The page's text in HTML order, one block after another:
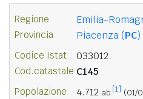
Regione Emilia-
Provincia Piacenza (PC)
Codice Istat 033012
Cod.catastale C145
Popolazione 4.712 ab. [1] (01/